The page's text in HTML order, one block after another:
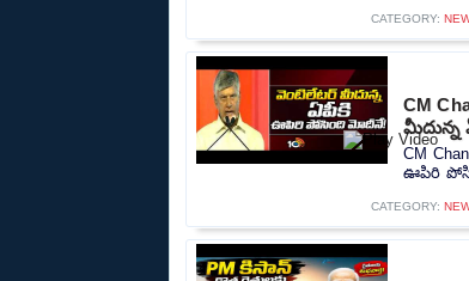
CATEGORY:
CM
CM
ఊపిరి
CATEGORY: